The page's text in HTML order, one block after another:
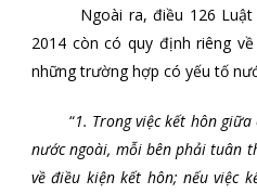
Ngoài ra, điều 126 Luật
2014 còn có quy định riêng
những trường hợp có yếu tố
“1. Trong việc kết hôn
nước ngoài, mỗi bên phải tuân
về điều kiện kết hôn; nếu việc